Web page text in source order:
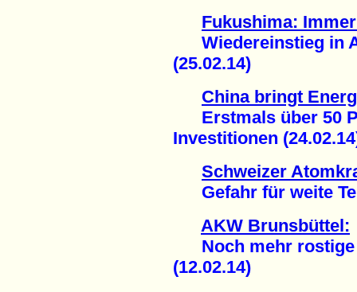
Fukushima:
Wiedereinstieg in
(25.02.14)
China bringt
Erstmals über 50
Investitionen
Schweizer
Gefahr für weite
AKW Brunsbüttel:
Noch mehr rostige
(12.02.14)